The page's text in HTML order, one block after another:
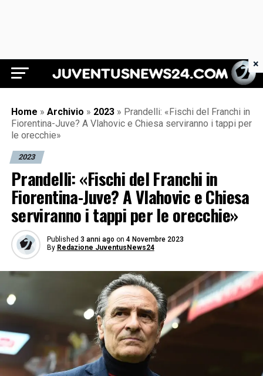
Juventus News 24
Home » Archivio » 2023 » Prandelli: «Fischi del Franchi in
Fiorentina-Juve? A Vlahovic e Chiesa serviranno i tappi per
le orecchie»
2023
Prandelli: «Fischi del Franchi in
Fiorentina-Juve? A Vlahovic e Chiesa
serviranno i tappi per le orecchie»
Published 3 anni ago on 4 Novembre 2023
By Redazione JuventusNews24
×